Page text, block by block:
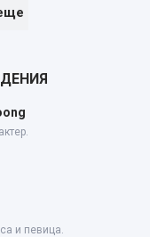
и певица.